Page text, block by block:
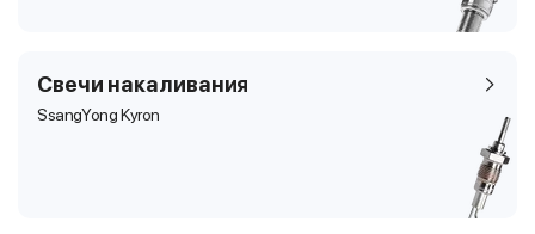
Свечи накаливания
SsangYong Kyron